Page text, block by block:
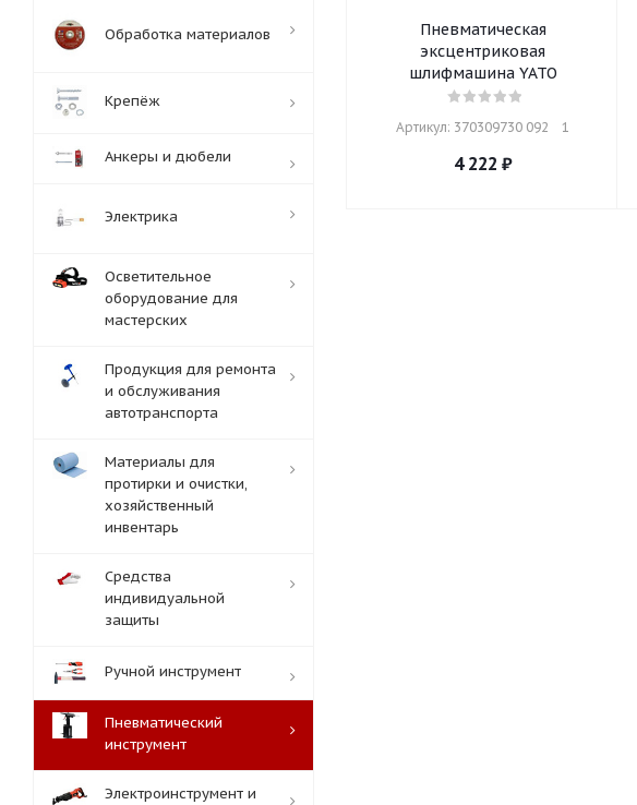
Пневматическая
эксцентриковая
шлифмашина YATO
Артикул: 370309730 092    1
4 222 ₽
Обработка материалов
Крепёж
Анкеры и дюбели
Электрика
Осветительное
оборудование для
мастерских
Продукция для ремонта
и обслуживания
автотранспорта
Материалы для
протирки и очистки,
хозяйственный
инвентарь
Средства
индивидуальной
защиты
Ручной инструмент
Пневматический
инструмент
Электроинструмент и